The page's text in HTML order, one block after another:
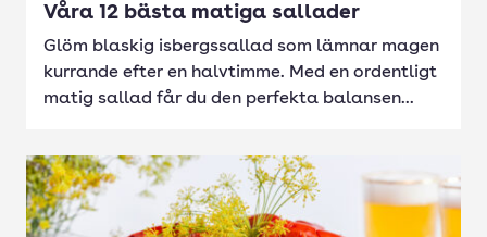
Våra 12 bästa matiga sallader
Glöm blaskig isbergssallad som lämnar magen
kurrande efter en halvtimme. Med en ordentligt
matig sallad får du den perfekta balansen...